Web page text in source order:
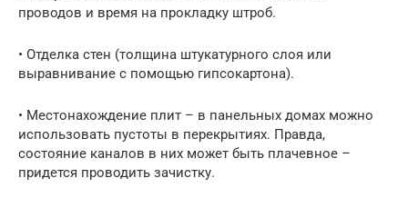
проводов и время на прокладку штроб.
• Отделка стен (толщина штукатурного слоя или
выравнивание с помощью гипсокартона).
• Местонахождение плит – в панельных домах можно
использовать пустоты в перекрытиях. Правда,
состояние каналов в них может быть плачевное –
придется проводить зачистку.